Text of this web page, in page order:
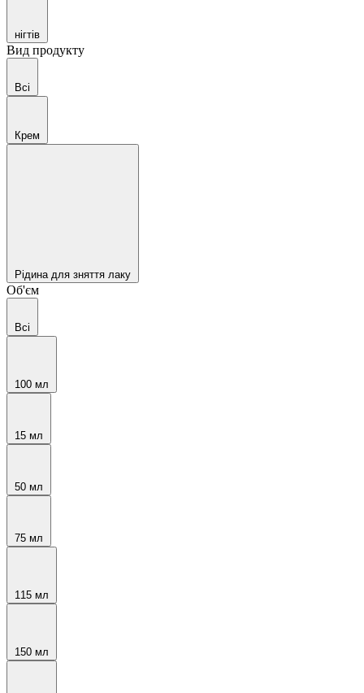
нігтів
Вид продукту
Всі
Крем
Рідина для зняття лаку
Об'єм
Всі
100 мл
15 мл
50 мл
75 мл
115 мл
150 мл